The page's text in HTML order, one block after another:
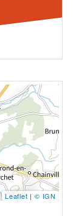
Leaflet | © IGN